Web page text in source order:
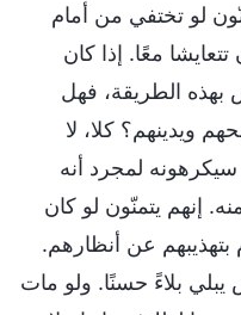
لو تختفي من أمام
معًا. إذا كان
بهذه الطريقة، فهل
ويدينهم؟ كلا، لا
لمجرد أنه
إنهم يتمنّون لو كان
عن أنظارهم.
بلاءً حسنًا. ولو مات